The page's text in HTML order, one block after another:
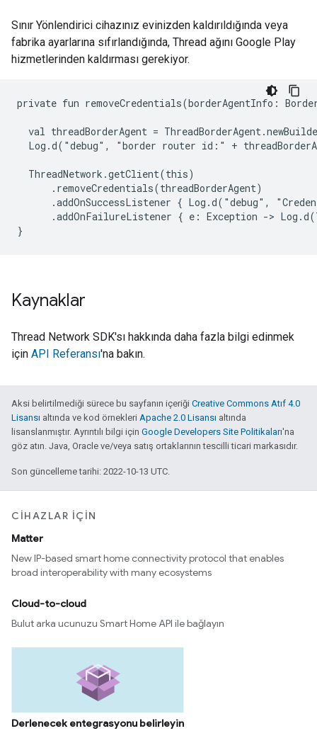
Sınır Yönlendirici cihazınız evinizden kaldırıldığında veya
fabrika ayarlarına sıfırlandığında, Thread ağını Google Play
hizmetlerinden kaldırması gerekiyor.
private fun removeCredentials(borderAgentInfo:
val threadBorderAgent =
Log.d("debug",
"border router id:" +
.addOnSuccessListener { Log.d("debug",
.addOnFailureListener { e: Exception ->
Kaynaklar
Thread Network SDK'sı hakkında daha fazla bilgi edinmek
için API Referansı'na bakın.
Aksi belirtilmediği sürece bu sayfanın içeriği Creative Commons Atıf 4.0
Lisansı altında ve kod örnekleri Apache 2.0 Lisansı altında
lisanslanmıştır. Ayrıntılı bilgi için Google Developers Site Politikaları'na
göz atın. Java, Oracle ve/veya satış ortaklarının tescilli ticari markasıdır.
Son güncelleme tarihi: 2022-10-13 UTC.
CIHAZLAR IÇIN
Matter
New IP-based smart home connectivity protocol that enables
broad interoperability with many ecosystems
Cloud-to-cloud
Bulut arka ucunuzu Smart Home API ile bağlayın
Derlenecek entegrasyonu belirleyin